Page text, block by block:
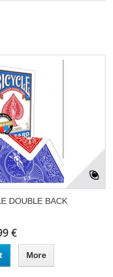
DOUBLE BACK
€
More